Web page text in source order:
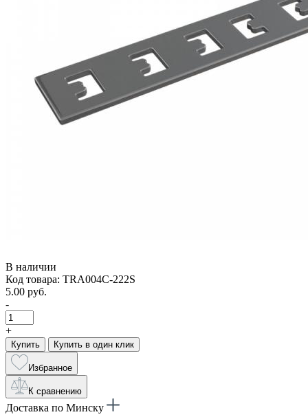
В наличии
Код товара: TRA004C-222S
5.00 руб.
-
+
Купить Купить в один клик
Избранное
К сравнению
Доставка по Минску